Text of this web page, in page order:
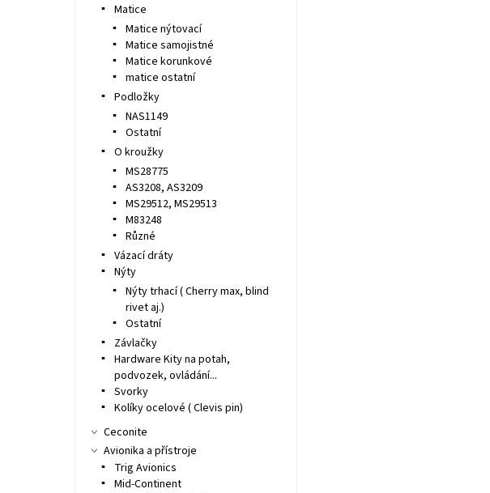
Matice
Matice nýtovací
Matice samojistné
Matice korunkové
matice ostatní
Podložky
NAS1149
Ostatní
O kroužky
MS28775
AS3208, AS3209
MS29512, MS29513
M83248
Různé
Vázací dráty
Nýty
Nýty trhací ( Cherry max, blind
rivet aj.)
Ostatní
Závlačky
Hardware Kity na potah,
podvozek, ovládání...
Svorky
Kolíky ocelové ( Clevis pin)
Ceconite
Avionika a přístroje
Trig Avionics
Mid-Continent